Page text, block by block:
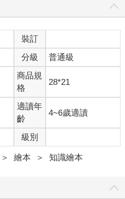
裝訂
分級 普通級
商品規
格
28*21
適讀年
齡
4~6歲適讀
級別
＞ 繪本 ＞ 知識繪本